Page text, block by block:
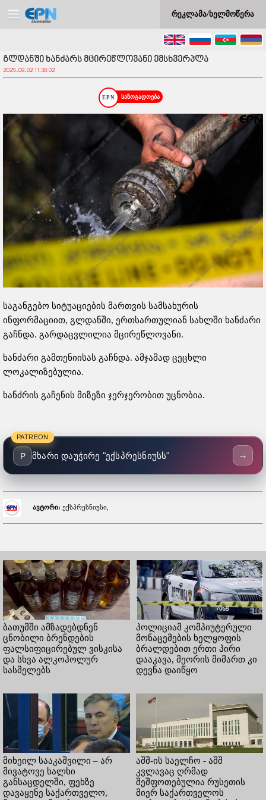
რეკლამა/ხელმოწერა
გლდანში ხანძარს მცირეწლოვანი ემსხვერპლა
2025-09-02 11:38:02
საზოგადოება
საგანგებო სიტუაციების მართვის სამსახურის
ინფორმაციით, გლდანში, ერთსართულიან სახლში ხანძარი
გაჩნდა. გარდაცვლილია მცირეწლოვანი.
ხანძარი გამთენიისას გაჩნდა. ამჯამად ცეცხლი
ლოკალიზებულია.
ხანძრის გაჩენის მიზეზი ჯერჯერობით უცნობია.
PATREON
P მხარი დაუჭირე "ექსპრესნიუსს" →
ავტორი: ექსპრესნიუსი,
ბათუმში ამზადებდნენ
ცნობილი ბრენდების
ფალსიფიცირებულ ვისკისა
და სხვა ალკოჰოლურ
სასმელებს
პოლიციამ კომპიუტერული
მონაცემების ხელყოფის
ბრალდებით ერთი პირი
დააკავა, მეორის მიმართ კი
დევნა დაიწყო
მიხეილ სააკაშვილი – არ
მივატოვე ხალხი
განსაცდელში, ფეხზე
დავაყენე საქართველო,
აშშ-ის საელჩო - აშშ
კვლავაც ღრმად
შეშფოთებულია რუსეთის
მიერ საქართველოს